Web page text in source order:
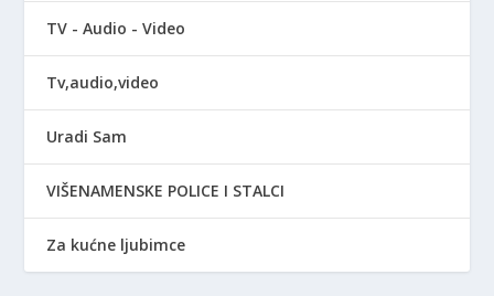
TV - Audio - Video
Tv,audio,video
Uradi Sam
VIŠENAMENSKE POLICE I STALCI
Za kućne ljubimce